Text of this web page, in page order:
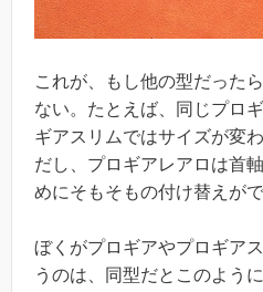
これが、もし他の型だった
ない。たとえば、同じプロ
ギアスリムではサイズが変
だし、プロギアレアロは首
めにそもそもの付け替えがで
ぼくがプロギアやプロギア
うのは、同型だとこのよう